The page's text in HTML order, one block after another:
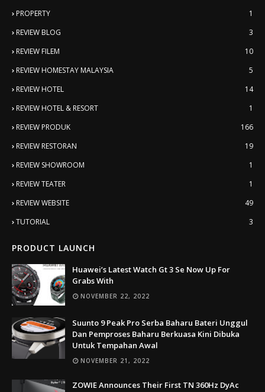
PROPERTY
1
REVIEW BLOG
3
REVIEW FILEM
10
REVIEW HOMESTAY MALAYSIA
5
REVIEW HOTEL
14
REVIEW HOTEL & RESORT
1
REVIEW PRODUK
166
REVIEW RESTORAN
19
REVIEW SHOWROOM
1
REVIEW TEATER
1
REVIEW WEBSITE
49
TUTORIAL
3
PRODUCT LAUNCH
Huawei’s Latest Watch Gt 3 Se Now Up For
Grabs With
NOVEMBER 22, 2022
Suunto 9 Peak Pro Serba Baharu Bateri Unggul
Dan Pemproses Baharu Berkuasa Kini Dibuka
Untuk Tempahan Awal
NOVEMBER 21, 2022
ZOWIE Announces Their First TN 360Hz DyAc